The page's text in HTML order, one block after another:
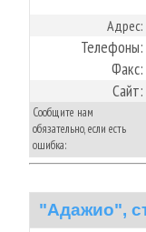
Адрес:
Телефоны:
Факс:
Сайт:
Сообщите нам
обязательно, если есть
ошибка:
"Адажио",